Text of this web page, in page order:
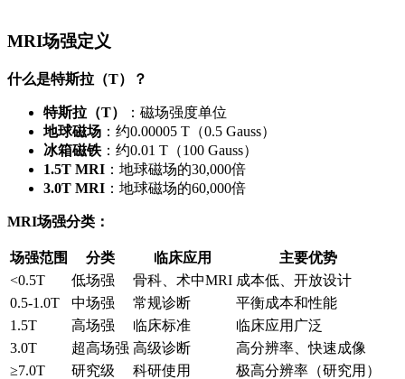
MRI场强定义
什么是特斯拉（T）？
特斯拉（T）
：磁场强度单位
地球磁场 ：约0.00005 T（0.5 Gauss）
冰箱磁铁：约0.01 T（100 Gauss）
1.5T MRI ：地球磁场的30,000倍
3.0T MRI ：地球磁场的60,000倍
MRI场强分类：
场强范围 分类 临床应用
主要优势
<0.5T
低场强 骨科、术中MRI 成本低、开放设计
0.5-1.0T
中场强 常规诊断
平衡成本和性能
1.5T
高场强 临床标准
临床应用广泛
3.0T
超高场强 高级诊断
高分辨率、快速成像
≥7.0T
研究级 科研使用 极高分辨率（研究用）